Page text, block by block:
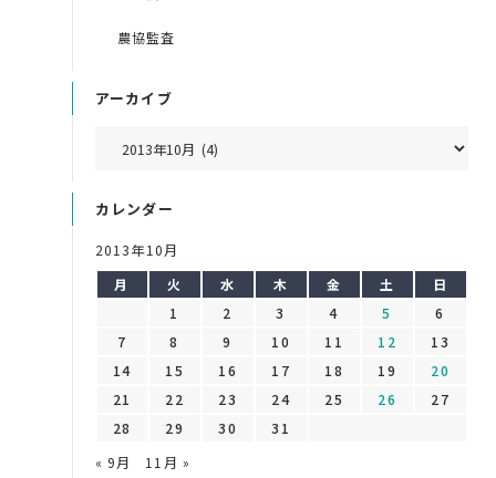
農協監査
アーカイブ
カレンダー
2013年10月
月
火 水 木 金 土
日
1
2 3 4 5
6
7
8 9 10 11 12
13
14
15 16 17 18 19
20
21
22 23 24 25 26
27
28
29 30
31
« 9月
11月 »